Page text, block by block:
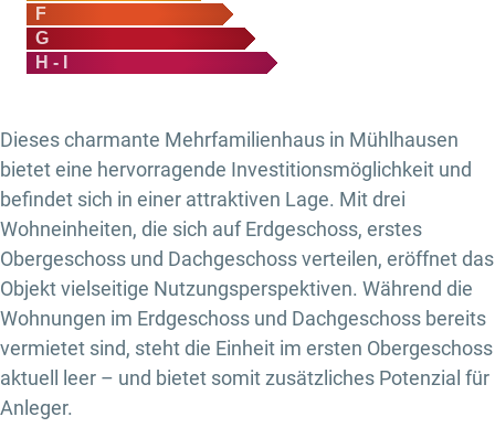
F
G
H - I
Dieses charmante Mehrfamilienhaus in Mühlhausen
bietet eine hervorragende Investitionsmöglichkeit und
befindet sich in einer attraktiven Lage. Mit drei
Wohneinheiten, die sich auf Erdgeschoss, erstes
Obergeschoss und Dachgeschoss verteilen, eröffnet das
Objekt vielseitige Nutzungsperspektiven. Während die
Wohnungen im Erdgeschoss und Dachgeschoss bereits
vermietet sind, steht die Einheit im ersten Obergeschoss
aktuell leer – und bietet somit zusätzliches Potenzial für
Anleger.